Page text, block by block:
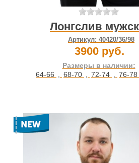
Лонгслив
Артикул: 40420/36/98
3900 руб.
Размеры в наличии:
64-66 , 68-70 , 72-74 , 76-78